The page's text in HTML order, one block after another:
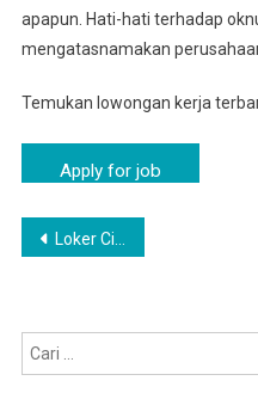
apapun. Hati-hati terhadap
mengatasnamakan
Temukan lowongan kerja
Navigasi
Loker Cikokol – Lowongan Kerja April 2025 PT Astra Group